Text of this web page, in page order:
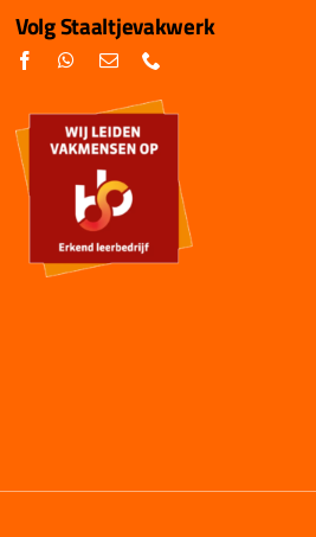
Volg Staaltjevakwerk